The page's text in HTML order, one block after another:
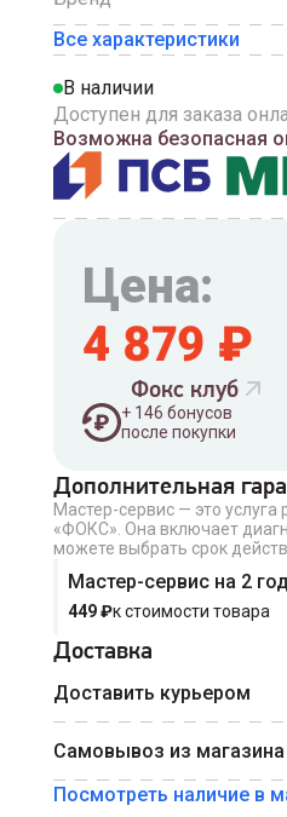
Все характеристики
В наличии
Доступен для заказа
Возможна безопасная
Цена:
4 879 ₽
Фокс клуб
+ 146 бонусов
после покупки
Введите номер
Номер телефона
Дополнительная
Мастер-сервис — это
«ФОКС». Она включает
можете выбрать срок
Мастер-сервис на 2
449₽к стоимости товара
Доставка
Доставить курьером
Самовывоз из магазина
Посмотреть наличие в